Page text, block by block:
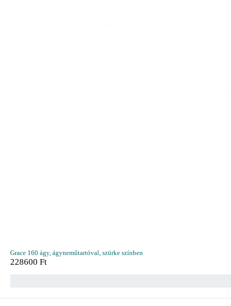
Grace 160 ágy, ágyneműtartóval, szürke színben
228600 Ft